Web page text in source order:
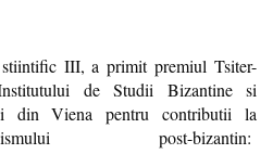
III, a primit premiul Tsiter-
de Studii Bizantine si
din Viena pentru contributii la
post-bizantin: